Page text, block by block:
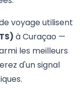
voyage utilisent
à Curaçao —
les meilleurs
d'un signal